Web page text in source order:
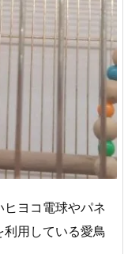
ヨコ電球やパネ
用している愛鳥